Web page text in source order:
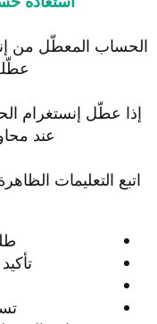
الحساب المعطّل من
إذا عطّل إنستغرام
عند
اتبع التعليمات